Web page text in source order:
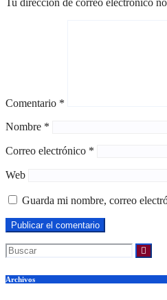
Tu dirección de correo electrónico
Comentario *
Nombre *
Correo electrónico *
Web
Guarda mi nombre, correo
Archivos